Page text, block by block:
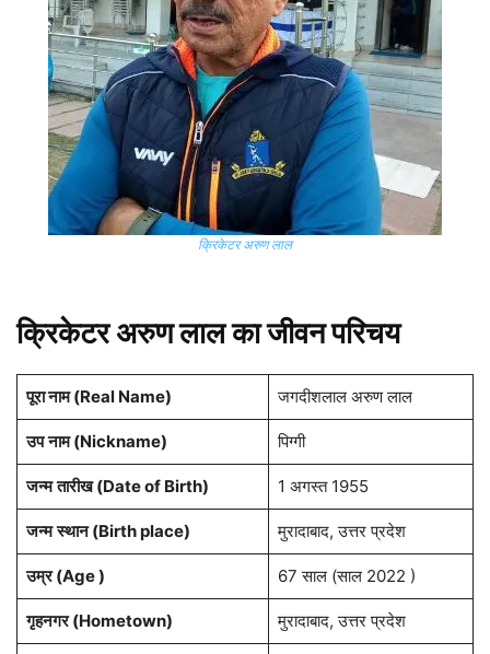
क्रिकेटर अरुण लाल
क्रिकेटर अरुण लाल का जीवन परिचय
पूरा नाम (Real Name) जगदीशलाल अरुण लाल
उप नाम(Nickname) पिग्गी
जन्म तारीख (Date of Birth) 1 अगस्त 1955
जन्म स्थान(Birth place) मुरादाबाद, उत्तर प्रदेश
उम्र (Age ) 67 साल (साल 2022 )
गृहनगर (Hometown) मुरादाबाद, उत्तर प्रदेश